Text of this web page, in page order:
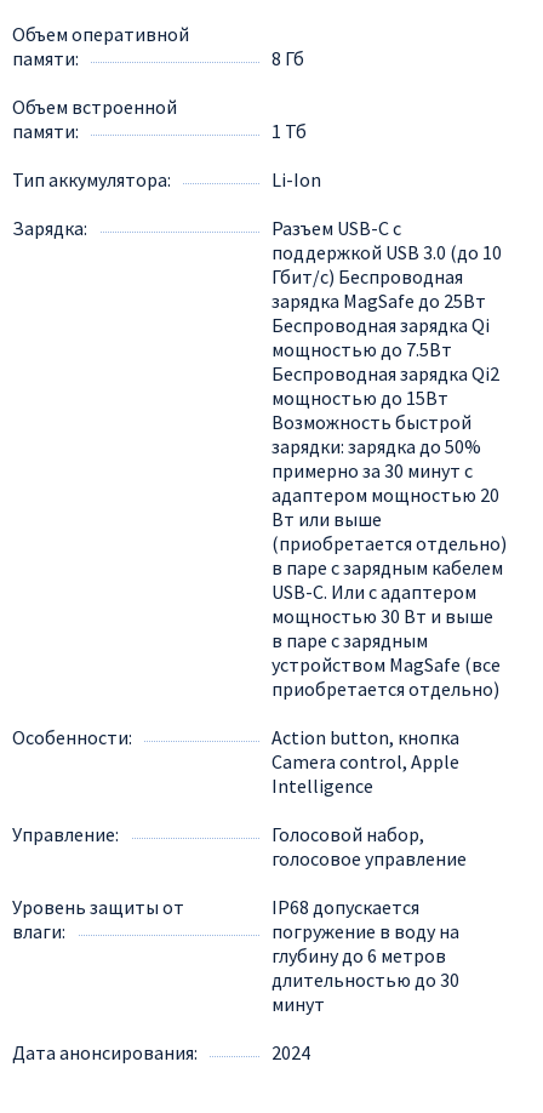
Объем оперативной
памяти
8 Гб
Объем встроенной
памяти
1 Тб
Тип аккумулятора
Li-Ion
Зарядка
Разъем USB-C с
поддержкой USB 3.0 (до 10
Гбит/с) Беспроводная
зарядка MagSafe до 25Вт
Беспроводная зарядка Qi
мощностью до 7.5Вт
Беспроводная зарядка Qi2
мощностью до 15Вт
Возможность быстрой
зарядки: зарядка до 50%
примерно за 30 минут с
адаптером мощностью 20
Вт или выше
(приобретается отдельно)
в паре с зарядным кабелем
USB-C. Или с адаптером
мощностью 30 Вт и выше
в паре с зарядным
устройством MagSafe (все
приобретается отдельно)
Особенности
Action button, кнопка
Camera control, Apple
Intelligence
Управление
Голосовой набор,
голосовое управление
Уровень защиты от
влаги
IP68 допускается
погружение в воду на
глубину до 6 метров
длительностью до 30
минут
Дата анонсирования
2024